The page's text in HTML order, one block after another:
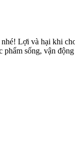
Lợi và hại khi
phẩm sống, vận